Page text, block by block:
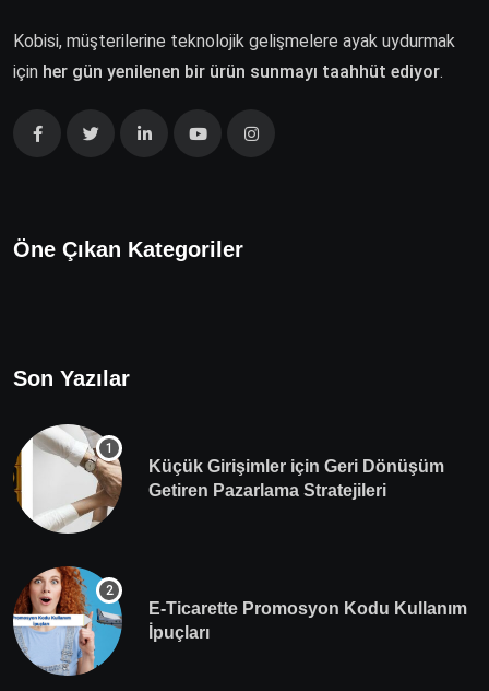
Kobisi, müşterilerine teknolojik gelişmelere ayak uydurmak
için her gün yenilenen bir ürün sunmayı taahhüt ediyor.
Öne Çıkan Kategoriler
Son Yazılar
Küçük Girişimler için Geri Dönüşüm
Getiren Pazarlama Stratejileri
E-Ticarette Promosyon Kodu Kullanım
İpuçları